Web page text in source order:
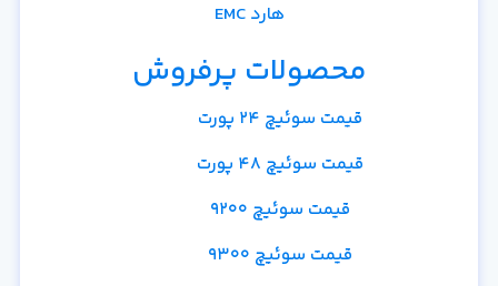
هارد EMC
محصولات پرفروش
قیمت سوئیچ 24 پورت
قیمت سوئیچ 48 پورت
قیمت سوئیچ 9200
قیمت سوئیچ 9300